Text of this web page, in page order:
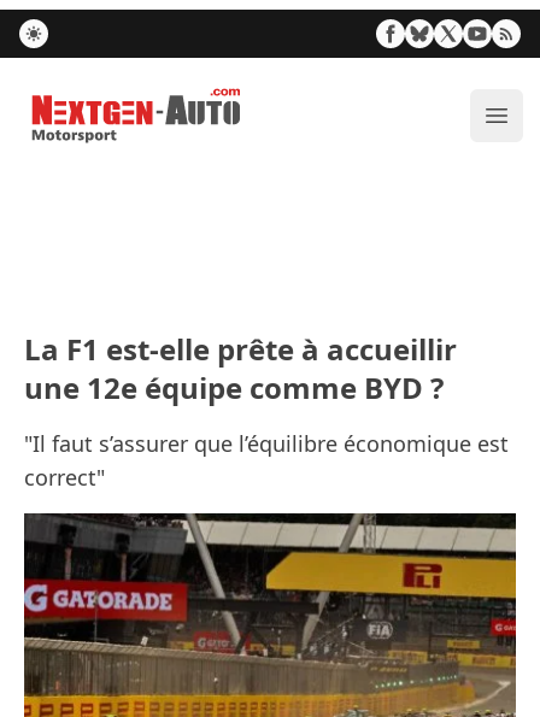
Nextgen-Auto.com
La F1 est-elle prête à accueillir
une 12e équipe comme BYD ?
"Il faut s’assurer que l’équilibre économique est
correct"